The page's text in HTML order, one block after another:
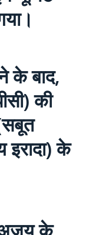
के बाद,
की
इरादा) के
अजय के